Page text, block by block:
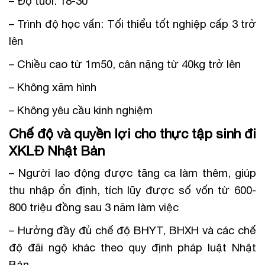
– Trình độ học vấn: Tối thiểu tốt nghiệp cấp 3 trở
lên
– Chiều cao từ 1m50, cân nặng từ 40kg trở lên
– Không xăm hình
– Không yêu cầu kinh nghiệm
Chế độ và quyền lợi cho thực tập sinh đi
XKLĐ Nhật Bản
– Người lao động được tăng ca làm thêm, giúp
thu nhập ổn định, tích lũy được số vốn từ 600-
800 triệu đồng sau 3 năm làm việc
– Hưởng đầy đủ chế độ BHYT, BHXH và các chế
độ đãi ngộ khác theo quy định pháp luật Nhật